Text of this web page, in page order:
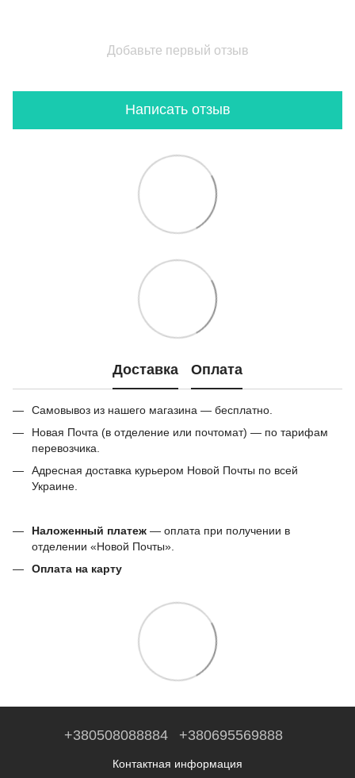
Добавьте первый отзыв
Написать отзыв
Доставка Оплата
Самовывоз из нашего магазина — бесплатно.
Новая Почта (в отделение или почтомат) — по тарифам
перевозчика.
Адресная доставка курьером Новой Почты по всей
Украине.
Наложенный платеж — оплата при получении в
отделении «Новой Почты».
Оплата на карту
+380508088884 +380695569888
Контактная информация